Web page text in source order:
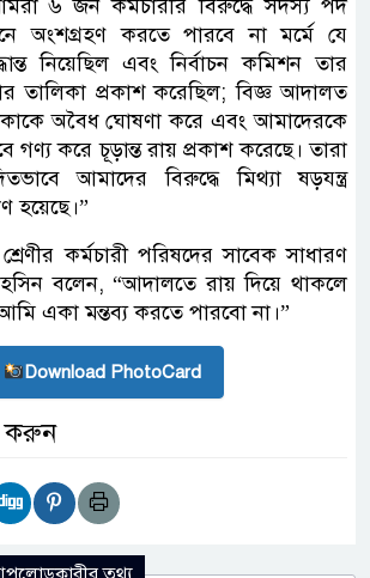
৬ জন কর্মচারীর বিরুদ্ধে সদস্য পদ
অংশগ্রহণ করতে পারবে না মর্মে যে
নিয়েছিল এবং নির্বাচন কমিশন তার
তালিকা প্রকাশ করেছিল; বিজ্ঞ আদালত
অবৈধ ঘোষণা করে এবং আমাদেরকে
গণ্য করে চূড়ান্ত রায় প্রকাশ করেছে। তারা
আমাদের বিরুদ্ধে মিথ্যা ষড়যন্ত্র
হয়েছে।”
কর্মচারী পরিষদের সাবেক সাধারণ
বলেন, “আদালতে রায় দিয়ে থাকলে
একা মন্তব্য করতে পারবো না।”
Download PhotoCard
করুন